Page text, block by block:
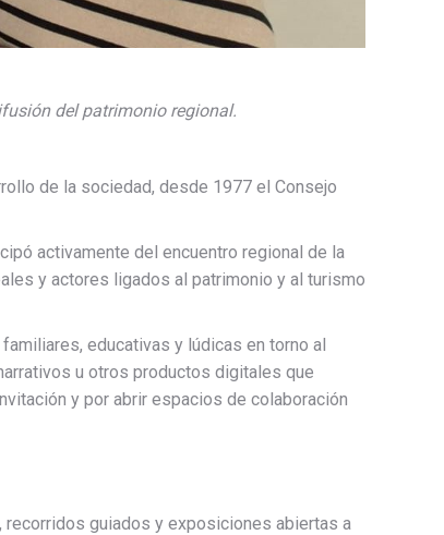
del patrimonio regional.
de la sociedad, desde 1977 el Consejo
activamente del encuentro regional de la
y actores ligados al patrimonio y al turismo
educativas y lúdicas en torno al
u otros productos digitales que
y por abrir espacios de colaboración
guiados y exposiciones abiertas a